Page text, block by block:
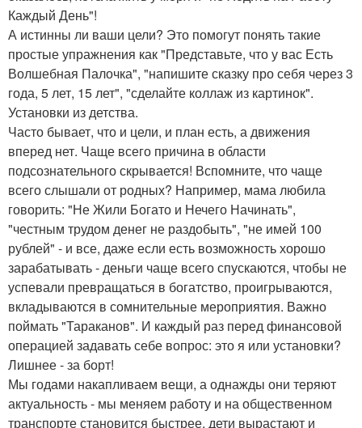
Каждый День"!
А истинны ли ваши цели? Это помогут понять такие
простые упражнения как "Представьте, что у вас Есть
Волшебная Палочка", "напишите сказку про себя через 3
года, 5 лет, 15 лет", "сделайте коллаж из картинок".
Установки из детства.
Часто бывает, что и цели, и план есть, а движения
вперед нет. Чаще всего причина в области
подсознательного скрывается! Вспомните, что чаще
всего слышали от родных? Например, мама любила
говорить: "Не Жили Богато и Нечего Начинать",
"честным трудом денег не раздобыть", "не имей 100
рублей" - и все, даже если есть возможность хорошо
зарабатывать - деньги чаще всего спускаются, чтобы не
успевали превращаться в богатство, проигрываются,
вкладываются в сомнительные мероприятия. Важно
поймать "Тараканов". И каждый раз перед финансовой
операцией задавать себе вопрос: это я или установки?
Лишнее - за борт!
Мы годами накапливаем вещи, а однажды они теряют
актуальность - мы меняем работу и на общественном
транспорте становится быстрее, дети вырастают и